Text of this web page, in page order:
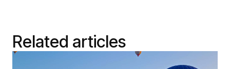
Related articles